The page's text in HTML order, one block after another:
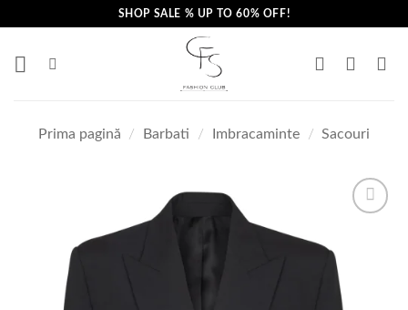
content
SHOP SALE % UP TO 60% OFF!
Prima pagină / Barbati / Imbracaminte / Sacouri